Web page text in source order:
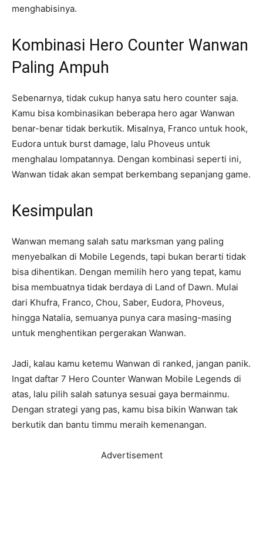
menghabisinya.
Kombinasi Hero Counter Wanwan
Paling Ampuh
Sebenarnya, tidak cukup hanya satu hero counter saja.
Kamu bisa kombinasikan beberapa hero agar Wanwan
benar-benar tidak berkutik. Misalnya, Franco untuk hook,
Eudora untuk burst damage, lalu Phoveus untuk
menghalau lompatannya. Dengan kombinasi seperti ini,
Wanwan tidak akan sempat berkembang sepanjang game.
Kesimpulan
Wanwan memang salah satu marksman yang paling
menyebalkan di Mobile Legends, tapi bukan berarti tidak
bisa dihentikan. Dengan memilih hero yang tepat, kamu
bisa membuatnya tidak berdaya di Land of Dawn. Mulai
dari Khufra, Franco, Chou, Saber, Eudora, Phoveus,
hingga Natalia, semuanya punya cara masing-masing
untuk menghentikan pergerakan Wanwan.
Jadi, kalau kamu ketemu Wanwan di ranked, jangan panik.
Ingat daftar 7 Hero Counter Wanwan Mobile Legends di
atas, lalu pilih salah satunya sesuai gaya bermainmu.
Dengan strategi yang pas, kamu bisa bikin Wanwan tak
berkutik dan bantu timmu meraih kemenangan.
Advertisement